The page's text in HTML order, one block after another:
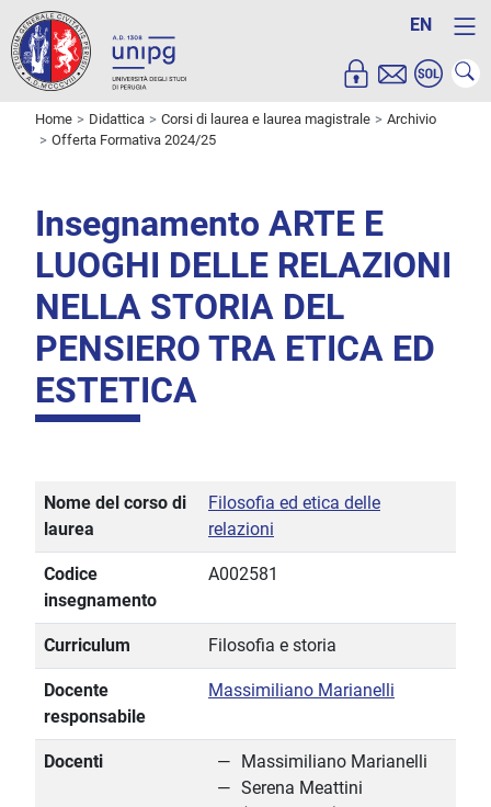
EN
Home Didattica Corsi di laurea e laurea magistrale
Archivio
Offerta Formativa 2024/25
Insegnamento ARTE E
LUOGHI DELLE RELAZIONI
NELLA STORIA DEL
PENSIERO TRA ETICA ED
ESTETICA
Nome del corso di
laurea
Filosofia ed etica delle
relazioni
Codice
insegnamento
A002581
Curriculum Filosofia e storia
Docente
responsabile
Massimiliano Marianelli
Docenti
Massimiliano Marianelli
Serena Meattini